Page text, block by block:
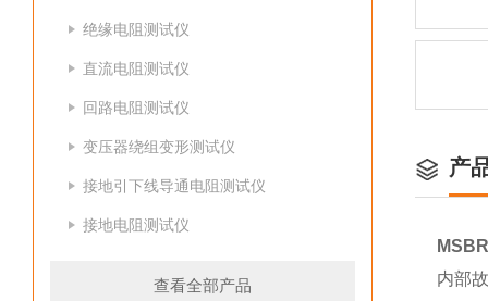
绝缘电阻测试仪
直流电阻测试仪
回路电阻测试仪
变压器绕组变形测试仪
接地引下线导通电阻测试仪
接地电阻测试仪
查看全部产品
产
内部